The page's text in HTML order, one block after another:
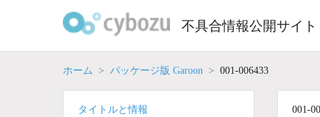
不具合情報公開サイト
ホーム パッケージ版 Garoon 001-006433
001-
タイトルと情報